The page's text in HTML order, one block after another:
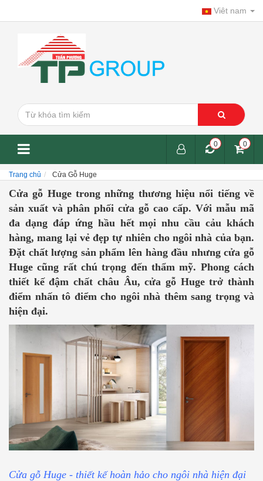
Viêt nam
0
0
Trang chủ Cửa Gỗ Huge
Cửa gỗ Huge trong những thương hiệu nổi tiếng về
sản xuất và phân phối cửa gỗ cao cấp. Với mẫu mã
đa dạng đáp ứng hầu hết mọi nhu cầu cảu khách
hàng, mang lại vẻ đẹp tự nhiên cho ngôi nhà của bạn.
Đặt chất lượng sản phẩm lên hàng đầu nhưng cửa gỗ
Huge cũng rất chú trọng đến thẩm mỹ. Phong cách
thiết kế đậm chất châu Âu, cửa gỗ Huge trở thành
điểm nhấn tô điểm cho ngôi nhà thêm sang trọng và
hiện đại.
Cửa gỗ Huge - thiết kế hoàn hảo cho ngôi nhà hiện đại